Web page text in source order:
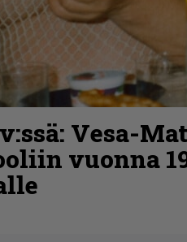
Vesa-
vuonna